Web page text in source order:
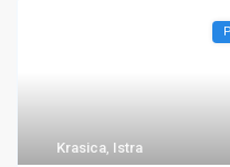
Krasica, Istra